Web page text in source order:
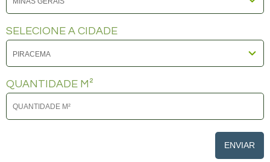
SELECIONE A CIDADE
QUANTIDADE M²
ENVIAR